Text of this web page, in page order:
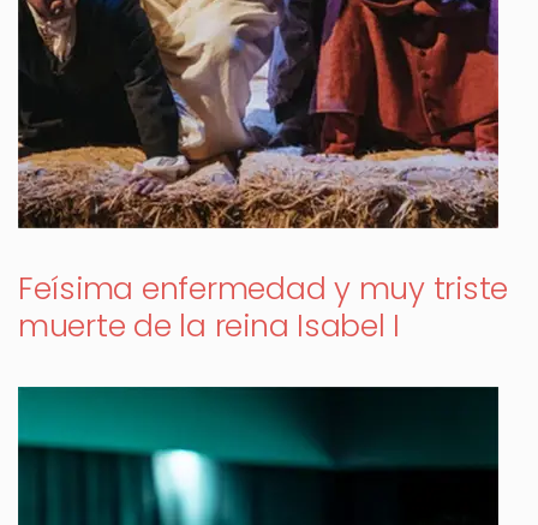
Feísima enfermedad y muy triste
muerte de la reina Isabel I